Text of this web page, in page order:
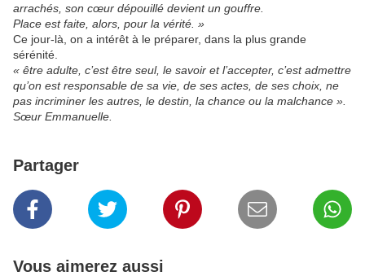
arrachés, son cœur dépouillé devient un gouffre.
Place est faite, alors, pour la vérité. »
Ce jour-là, on a intérêt à le préparer, dans la plus grande
sérénité.
« être adulte, c’est être seul, le savoir et l’accepter, c’est admettre
qu’on est responsable de sa vie, de ses actes, de ses choix, ne
pas incriminer les autres, le destin, la chance ou la malchance ».
Sœur Emmanuelle.
Partager
Vous aimerez aussi